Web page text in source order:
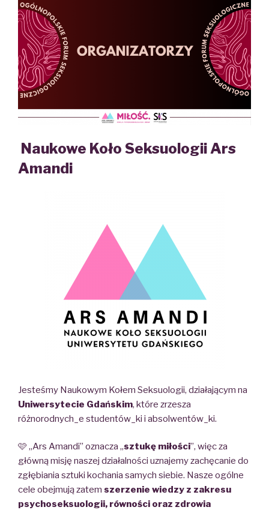
Naukowe Koło Seksuologii Ars
Amandi
Jesteśmy Naukowym Kołem Seksuologii, działającym na
Uniwersytecie Gdańskim, które zrzesza
różnorodnych_e studentów_ki i absolwentów_ki.
🩷 „Ars Amandi” oznacza „sztukę miłości”, więc za
główną misję naszej działalności uznajemy zachęcanie do
zgłębiania sztuki kochania samych siebie. Nasze ogólne
cele obejmują zatem szerzenie wiedzy z zakresu
psychoseksuologii, równości oraz zdrowia